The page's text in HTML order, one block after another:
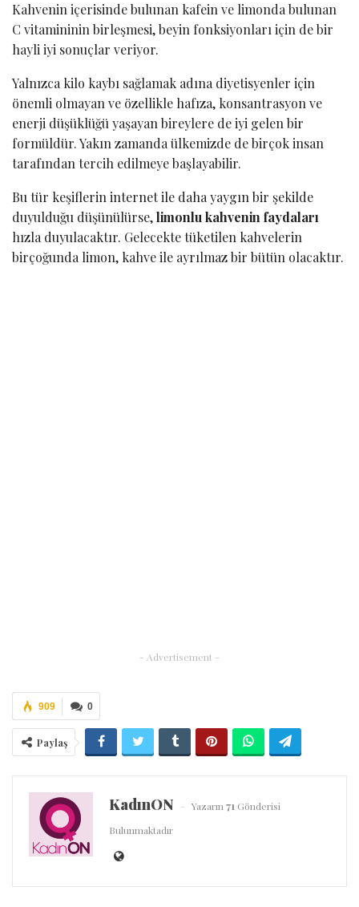
Kahvenin içerisinde bulunan kafein ve limonda bulunan
C vitamininin birleşmesi, beyin fonksiyonları için de bir
hayli iyi sonuçlar veriyor.
Yalnızca kilo kaybı sağlamak adına diyetisyenler için
önemli olmayan ve özellikle hafıza, konsantrasyon ve
enerji düşüklüğü yaşayan bireylere de iyi gelen bir
formüldür. Yakın zamanda ülkemizde de birçok insan
tarafından tercih edilmeye başlayabilir.
Bu tür keşiflerin internet ile daha yaygın bir şekilde
duyulduğu düşünülürse,limonlu kahvenin faydaları
hızla duyulacaktır. Gelecekte tüketilen kahvelerin
birçoğunda limon, kahve ile ayrılmaz bir bütün olacaktır.
- Advertisement -
0
909
Paylaş
KadınON Yazarın71 Gönderisi
Bulunmaktadır